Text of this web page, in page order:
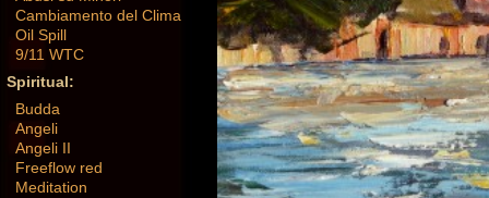
Cambiamento del Clima
Oil Spill
9/11 WTC
Spiritual:
Budda
Angeli
Angeli II
Freeflow red
Meditation